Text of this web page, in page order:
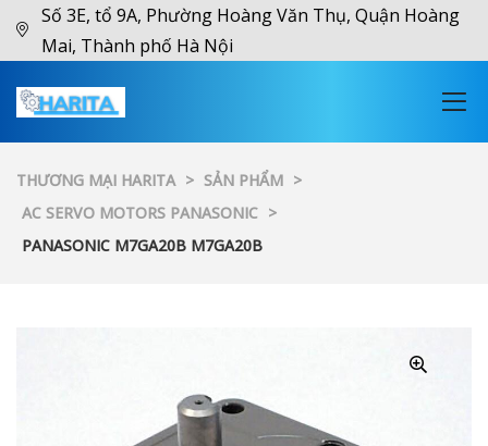
Số 3E, tổ 9A, Phường Hoàng Văn Thụ, Quận Hoàng
Mai, Thành phố Hà Nội
THƯƠNG MẠI HARITA > SẢN PHẨM >
AC SERVO MOTORS PANASONIC >
PANASONIC M7GA20B M7GA20B